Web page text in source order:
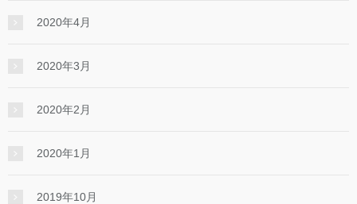
2020年4月
2020年3月
2020年2月
2020年1月
2019年10月